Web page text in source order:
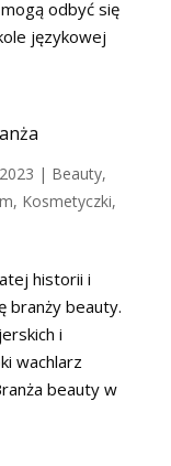
odbyć się
językowej
| Beauty,
, Kosmetyczki,
historii i
branży beauty.
i
wachlarz
beauty w